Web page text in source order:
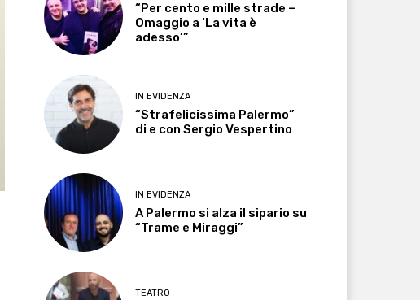
“Per cento e mille strade –
Omaggio a ‘La vita è
adesso’”
IN EVIDENZA
“Strafelicissima Palermo”
di e con Sergio Vespertino
IN EVIDENZA
A Palermo si alza il sipario su
“Trame e Miraggi”
TEATRO